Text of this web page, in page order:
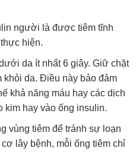
người là được tiêm tĩnh
hiện.
da ít nhất 6 giây. Giữ chặt
khỏi da. Ðiều này bảo đảm
khả năng máu hay các dịch
kim hay vào ống insulin.
vùng tiêm để tránh sự loạn
lây bệnh, mỗi ống tiêm chỉ